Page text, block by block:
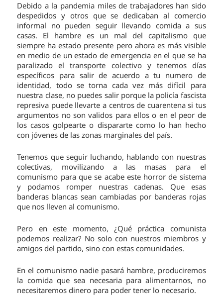
Debido a la pandemia miles de trabajadores han sido
despedidos y otros que se dedicaban al comercio
informal no pueden seguir llevando comida a sus
casas. El hambre es un mal del capitalismo que
siempre ha estado presente pero ahora es más visible
en medio de un estado de emergencia en el que se ha
paralizado el transporte colectivo y tenemos días
específicos para salir de acuerdo a tu numero de
identidad, todo se torna cada vez más difícil para
nuestra clase, no puedes salir porque la policía fascista
represiva puede llevarte a centros de cuarentena si tus
argumentos no son validos para ellos o en el peor de
los casos golpearte o dispararte como lo han hecho
con jóvenes de las zonas marginales del país.
Tenemos que seguir luchando, hablando con nuestras
colectivas, movilizando a las masas para el
comunismo para que se acabe este horror de sistema
y podamos romper nuestras cadenas. Que esas
banderas blancas sean cambiadas por banderas rojas
que nos lleven al comunismo.
Pero en este momento, ¿Qué práctica comunista
podemos realizar? No solo con nuestros miembros y
amigos del partido, sino con estas comunidades.
En el comunismo nadie pasará hambre, produciremos
la comida que sea necesaria para alimentarnos, no
necesitaremos dinero para poder tener lo necesario.